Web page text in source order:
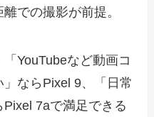
での撮影が前提。
YouTubeなど動画コ
ならPixel 9、「日常
7aで満足できる